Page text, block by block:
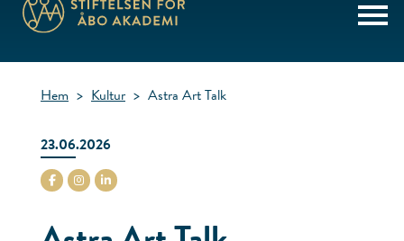
Hem > Kultur > Astra Art Talk
23.06.2026
stiftelsenabo Facebook
stiftelsenabo Instagram
stiftelsenabo Linkedin